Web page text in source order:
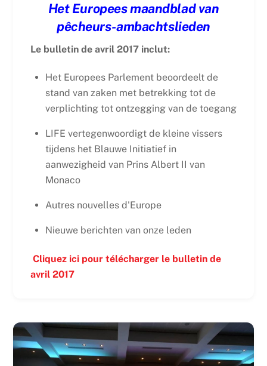
Het Europees maandblad van
pêcheurs-ambachtslieden
Le bulletin de avril 2017 inclut:
Het Europees Parlement beoordeelt de
stand van zaken met betrekking tot de
verplichting tot ontzegging van de toegang
LIFE vertegenwoordigt de kleine vissers
tijdens het Blauwe Initiatief in
aanwezigheid van Prins Albert II van
Monaco
Autres nouvelles d'Europe
Nieuwe berichten van onze leden
Cliquez ici pour télécharger le bulletin de
avril 2017